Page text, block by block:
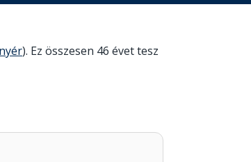
). Ez összesen 46 évet tesz